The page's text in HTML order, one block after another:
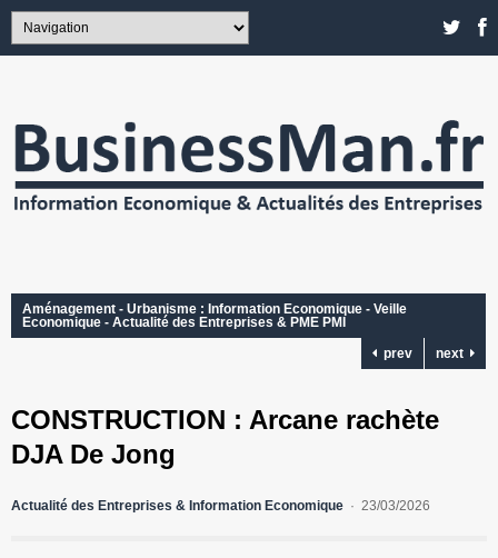
Aménagement - Urbanisme : Information Economique - Veille
Economique - Actualité des Entreprises & PME PMI
prev
next
CONSTRUCTION : Arcane rachète
DJA De Jong
Actualité des Entreprises & Information Economique 23/03/2026